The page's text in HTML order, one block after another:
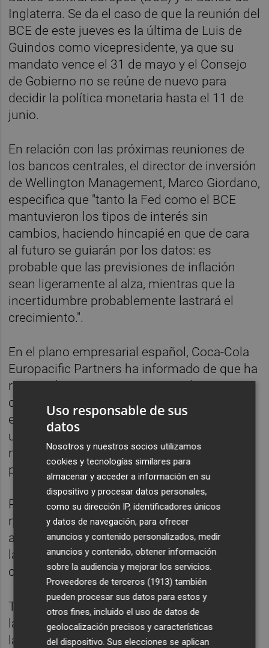
Inglaterra. Se da el caso de que la reunión del
BCE de este jueves es la última de Luis de
Guindos como vicepresidente, ya que su
mandato vence el 31 de mayo y el Consejo
de Gobierno no se reúne de nuevo para
decidir la política monetaria hasta el 11 de
junio.
En relación con las próximas reuniones de
los bancos centrales, el director de inversión
de Wellington Management, Marco Giordano,
especifica que "tanto la Fed como el BCE
mantuvieron los tipos de interés sin
cambios, haciendo hincapié en que de cara
al futuro se guiarán por los datos: es
probable que las previsiones de inflación
sean ligeramente al alza, mientras que la
incertidumbre probablemente lastrará el
crecimiento.".
En el plano empresarial español, Coca-Cola
Europacific Partners ha informado de que ha
registrado unos ingresos ajustados
comparables de 5.132 millones de euros en
el primer trimestre de 2025, lo que supone
un alza del 9,4% respecto a los 4.689
millones de euros alcanzados en el mismo
periodo del ejercicio precedente.
Por otra parte, Ángel Simón llega este
martes, 28 de abril, a su primer consejo de
administración de Indra como presidente de
la firma desde que fuese nombrado en el
cargo el pasado día 2 de este mes.
También en relación con Indra, el director de
la Oficina de Asuntos Económicos y G20 de
la Moncloa, Manuel de la Rocha, y la
Uso responsable de sus
datos
Nosotros y nuestros socios utilizamos
cookies y tecnologías similares para
almacenar y acceder a información en su
dispositivo y procesar datos personales,
como su dirección IP, identificadores únicos
y datos de navegación, para ofrecer
anuncios y contenido personalizados, medir
anuncios y contenido, obtener información
sobre la audiencia y mejorar los servicios.
Proveedores de terceros (1913) también
pueden procesar sus datos para estos y
otros fines, incluido el uso de datos de
geolocalización precisos y características
del dispositivo. Sus elecciones se aplican